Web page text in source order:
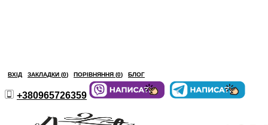
ВХІД ЗАКЛАДКИ (0) ПОРІВНЯННЯ (0) БЛОГ
+380965726359